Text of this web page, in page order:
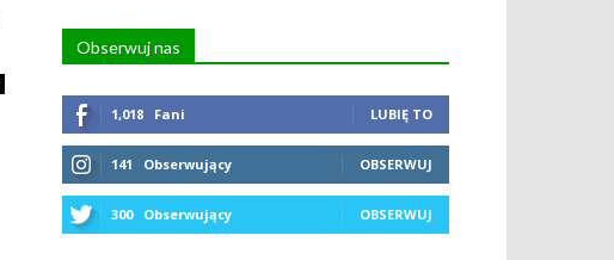
Obserwuj nas
1,018 Fani LUBIĘ TO
141 Obserwujący OBSERWUJ
300 Obserwujący OBSERWUJ